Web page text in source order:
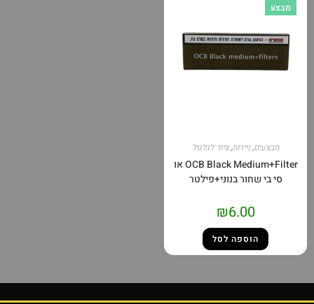
מבצע
מבצעים,ניירות,ציוד לגלגול
OCB Black Medium+Filter או
סי בי שחור בנוני+פילטר
₪6.00
הוספה לסל